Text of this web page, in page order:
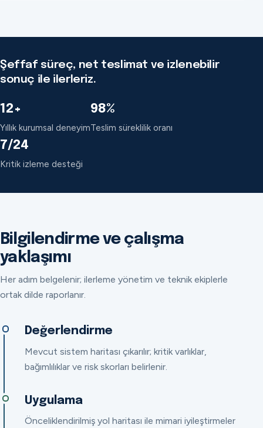
Şeffaf süreç, net teslimat ve izlenebilir
sonuç ile ilerleriz.
12+
Yıllık kurumsal deneyim
98%
Teslim süreklilik oranı
7/24
Kritik izleme desteği
Bilgilendirme ve çalışma
yaklaşımı
Her adım belgelenir; ilerleme yönetim ve teknik ekiplerle
ortak dilde raporlanır.
Değerlendirme
Mevcut sistem haritası çıkarılır; kritik varlıklar,
bağımlılıklar ve risk skorları belirlenir.
Uygulama
Önceliklendirilmiş yol haritası ile mimari iyileştirmeler